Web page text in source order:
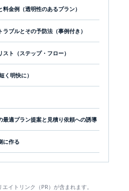
金例（透明性のあるプラン）
ブルとその予防法（事例付き）
ト（ステップ・フロー）
く明快に）
最適プラン提案と見積り依頼への誘導
に作る
イトリンク（PR）が含まれます。